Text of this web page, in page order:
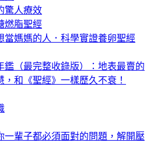
驚人療效
燃脂聖經
當媽媽的人．科學實證養卵聖經
鑑（最完整收錄版）：地表最賣的
，和《聖經》一樣歷久不衰！
一輩子都必須面對的問題，解開壓